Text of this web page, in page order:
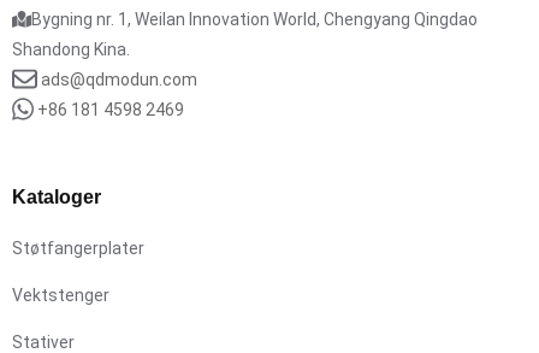
Bygning nr. 1, Weilan Innovation World, Chengyang Qingdao
Shandong Kina.
ads@qdmodun.com
+86 181 4598 2469
Kataloger
Støtfangerplater
Vektstenger
Stativer